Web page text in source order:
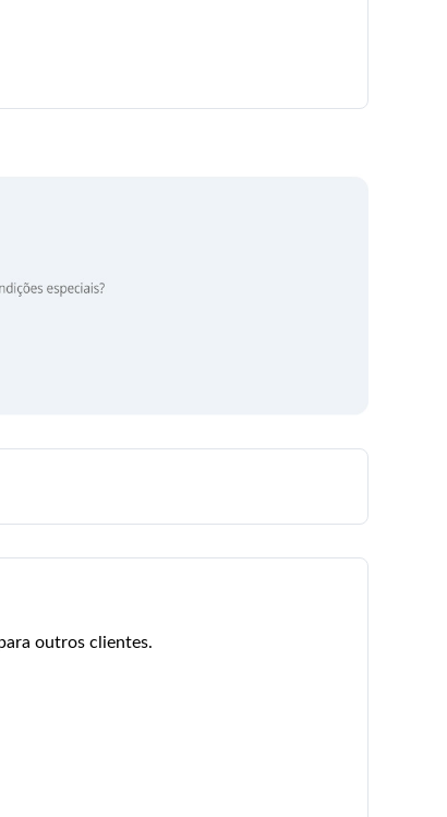
outros clientes.